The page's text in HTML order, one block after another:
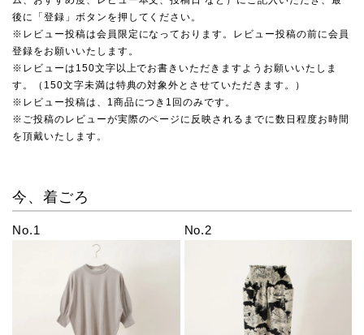
後に「登録」ボタンを押してください。
※レビュー投稿は会員限定になっております。レビュー投稿の前に会員
登録をお願いいたします。
※レビューは150文字以上でお書きいただきますようお願いいたしま
す。（150文字未満は特典の対象外とさせていただきます。）
※レビュー投稿は、1商品につき1回のみです。
※ご投稿のレビューが実際のページに反映されるまでに数日程度お時間
を頂戴いたします。
今、着ごろ
No.1 No.2